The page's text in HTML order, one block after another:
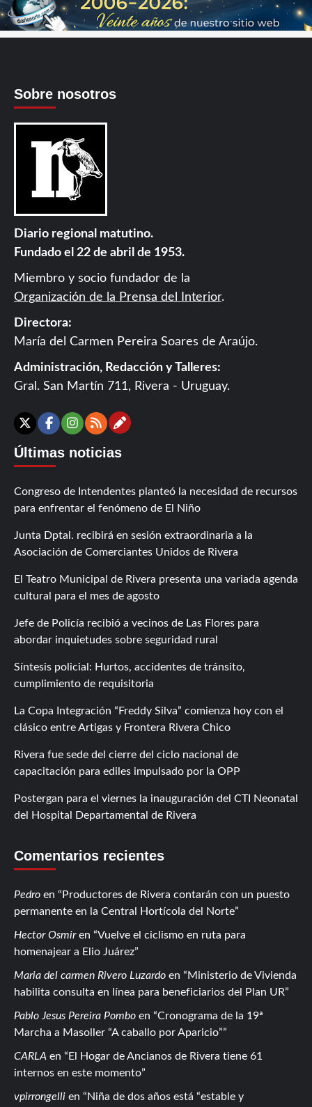
Sobre nosotros
Diario regional matutino.
Fundado el 22 de abril de 1953.
Miembro y socio fundador de la
Organización de la Prensa del Interior.
Directora:
María del Carmen Pereira Soares de Araújo.
Administración, Redacción y Talleres:
Gral. San Martín 711, Rivera - Uruguay.
X Facebook
Instagram
RSSContáctanos
Últimas noticias
Congreso de Intendentes planteó la necesidad de recursos
para enfrentar el fenómeno de El Niño
Junta Dptal. recibirá en sesión extraordinaria a la
Asociación de Comerciantes Unidos de Rivera
El Teatro Municipal de Rivera presenta una variada agenda
cultural para el mes de agosto
Jefe de Policía recibió a vecinos de Las Flores para
abordar inquietudes sobre seguridad rural
Síntesis policial: Hurtos, accidentes de tránsito,
cumplimiento de requisitoria
La Copa Integración “Freddy Silva” comienza hoy con el
clásico entre Artigas y Frontera Rivera Chico
Rivera fue sede del cierre del ciclo nacional de
capacitación para ediles impulsado por la OPP
Postergan para el viernes la inauguración del CTI Neonatal
del Hospital Departamental de Rivera
Comentarios recientes
Pedro en
Productores de Rivera contarán con un puesto
permanente en la Central Hortícola del Norte
Hector Osmiren
Vuelve el ciclismo en ruta para
homenajear a Elio Juárez
Maria del carmen Rivero Luzardo en
Ministerio de Vivienda
habilita consulta en línea para beneficiarios del Plan UR
Pablo Jesus Pereira Pombo en
Cronograma de la 19ª
Marcha a Masoller “A caballo por Aparicio”
CARLA en
El Hogar de Ancianos de Rivera tiene 61
internos en este momento
vpirrongelli en Niña de dos años está “estable y